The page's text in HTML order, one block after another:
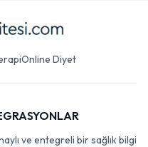
Online Diyet
ve entegreli bir sağlık bilgi